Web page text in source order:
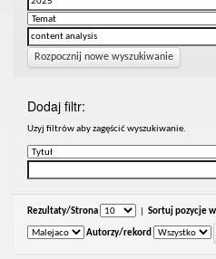
Rozpocznij nowe wyszukiwanie
Dodaj filtr:
Uzyj filtrów aby zagęścić wyszukiwanie.
Rezultaty/Strona Sortuj pozycje
Autorzy/rekord